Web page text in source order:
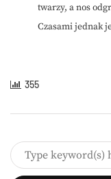
twarzy, a nos
Czasami jednak
355